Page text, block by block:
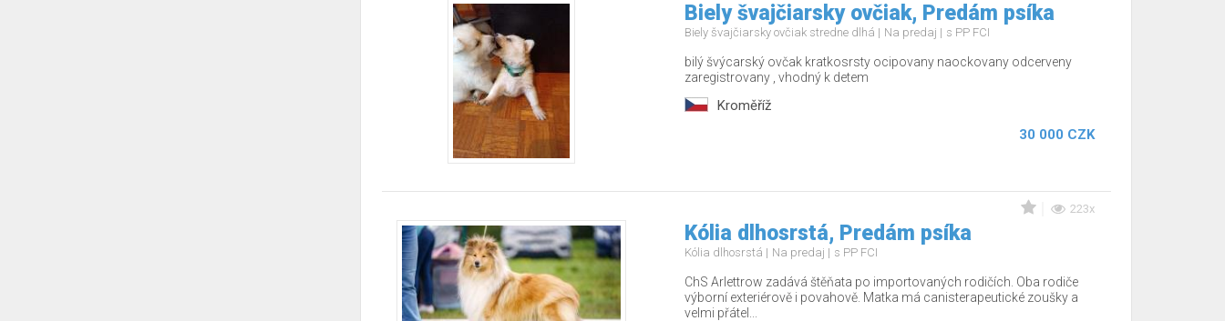
Biely švajčiarsky ovčiak, Predám psíka
Biely švajčiarsky ovčiak stredne dlhá Na predaj s PP FCI
bilý švýcarský ovčak kratkosrsty ocipovany naockovany odcerveny
zaregistrovany , vhodný k detem
Kroměříž
30 000 CZK
223x
Kólia dlhosrstá, Predám psíka
Kólia dlhosrstá Na predaj s PP FCI
ChS Arlettrow zadává štěňata po importovaných rodičích. Oba rodiče
výborní exteriérově i povahově. Matka má canisterapeutické zoušky a
velmi přátel...